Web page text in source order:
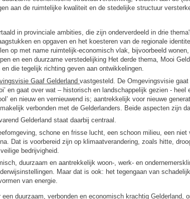
aan de ruimtelijke kwaliteit en de stedelijke structuur
in provinciale ambities, die zijn onderverdeeld in drie
en opgaven en het koesteren van de regionale
op met name ruimtelijk-economisch vlak, bijvoorbeeld
en een duurzame verstedelijking Het derde thema, Mooi
die tegelijk richting geven aan ontwikkelingen.
Gaaf Gelderland vastgesteld. De Omgevingsvisie gaat
en gaat over wat – historisch en landschappelijk gezien -
en nieuw en vernieuwend is; aantrekkelijk voor nieuwe
verbonden met de Gelderlanders. Beide aspecten zijn
Gelderland staat daarbij centraal.
schone en frisse lucht, een schoon milieu, een
Dat is voorbereid zijn op klimaatverandering, zoals hitte,
bedrijvigheid.
duurzaam en aantrekkelijk woon-, werk- en
Maar dat is ook: het tegengaan van
van energie.
duurzaam, verbonden en economisch krachtig Gelderland,